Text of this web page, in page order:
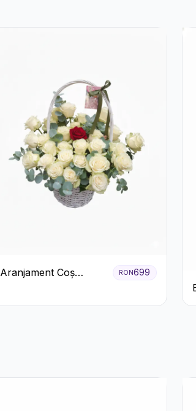
Aranjament Coș
RON699